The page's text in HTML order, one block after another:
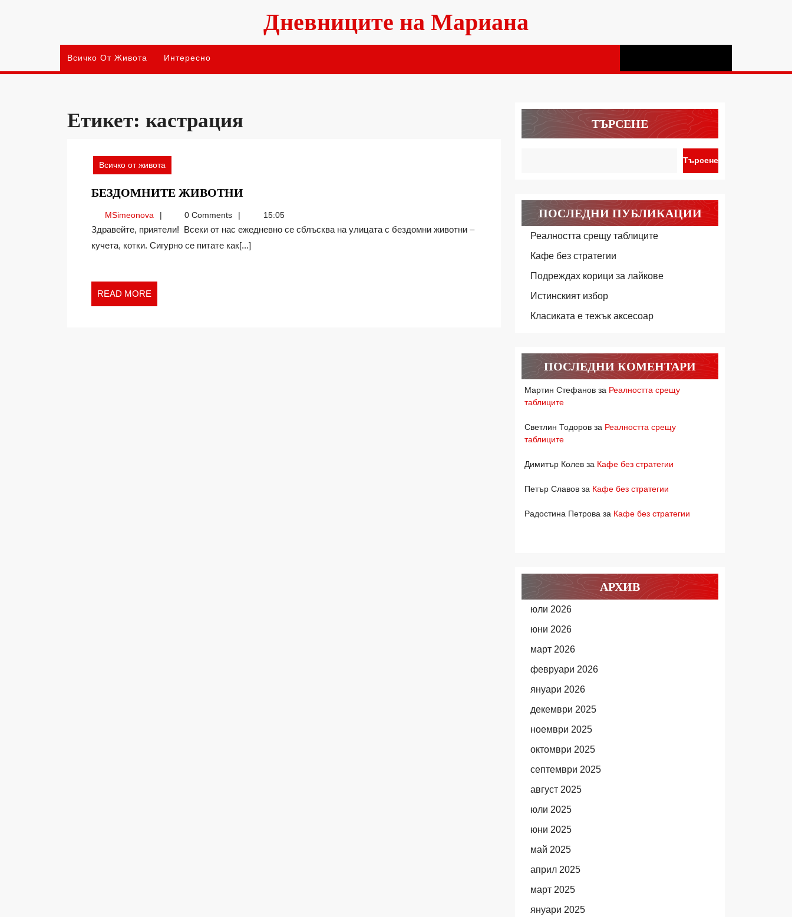
Дневниците на Мариана
Всичко От Живота Интересно
Етикет: кастрация
Всичко от живота
БЕЗДОМНИТЕ ЖИВОТНИБЕЗДОМНИТЕ
MSimeonovaMSimeonova0 Comments 15:05
Здравейте, приятели! Всеки от нас ежедневно се сблъсква на улицата с бездомни животни –
кучета, котки. Сигурно се питате как[...]
READ MORE
MORE
ТЪРСЕНЕ
Търсене
ПОСЛЕДНИ ПУБЛИКАЦИИ
Реалността срещу таблиците
Кафе без стратегии
Подреждах корици за лайкове
Истинският избор
Класиката е тежък аксесоар
ПОСЛЕДНИ КОМЕНТАРИ
Мартин Стефанов за Реалността срещу
таблиците
Светлин Тодоров за Реалността срещу
таблиците
Димитър Колев за Кафе без стратегии
Петър Славов за Кафе без стратегии
Радостина Петрова за Кафе без стратегии
АРХИВ
юли 2026
юни 2026
март 2026
февруари 2026
януари 2026
декември 2025
ноември 2025
октомври 2025
септември 2025
август 2025
юли 2025
юни 2025
май 2025
април 2025
март 2025
януари 2025